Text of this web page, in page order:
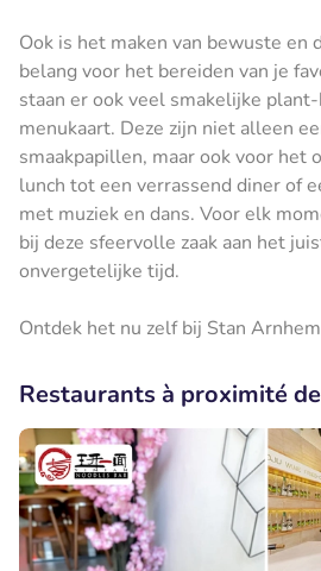
Ook is het maken van bewuste en
belang voor het bereiden van je
staan er ook veel smakelijke
menukaart. Deze zijn niet alleen
smaakpapillen, maar ook voor het
lunch tot een verrassend diner of
met muziek en dans. Voor elk
bij deze sfeervolle zaak aan het
onvergetelijke tijd.
Ontdek het nu zelf bij Stan
Restaurants à proximité